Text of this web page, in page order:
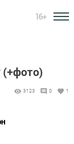
16+
(+фото)
3123 0 1